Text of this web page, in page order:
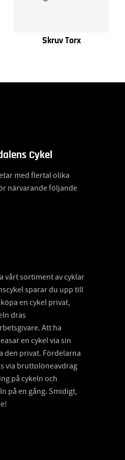
Skruv Torx
Cykel
med flertal olika
närvarande följande
vårt sortiment av cyklar
sparar du upp till
en cykel privat,
dras
Att ha
en cykel via sin
den privat. Fördelarna
via bruttolöneavdrag
på cykeln och
på en gång. Smidigt,